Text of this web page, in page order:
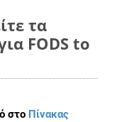
τα
FODS to
στο Πίνακας